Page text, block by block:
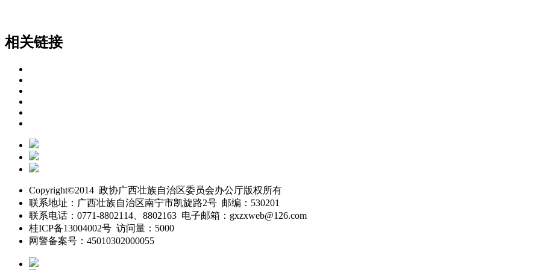
相关链接
Copyright©2014 政协广西壮族自治区委员会办公厅版权所有
联系地址：广西壮族自治区南宁市凯旋路2号 邮编：530201
联系电话：0771-8802114、8802163 电子邮箱：gxzxweb@126.com
桂ICP备13004002号 访问量：5000
网警备案号：45010302000055